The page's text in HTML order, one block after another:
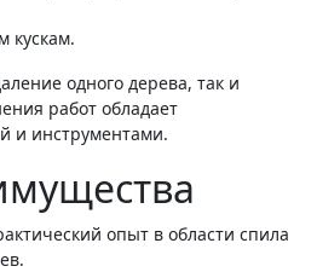
кускам.
одного дерева, так и
работ обладает
и инструментами.
опыт в области спила